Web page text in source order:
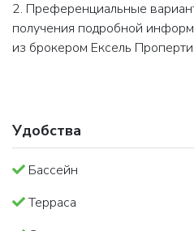
2. Преференциальные
получения подробной
из брокером Ексель Проперти.
Удобства
Бассейн
Терраса